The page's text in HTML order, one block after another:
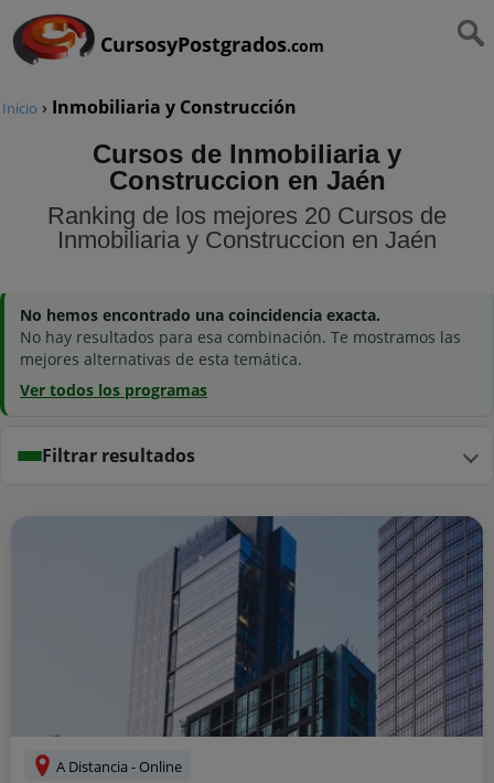
CursosyPostgrados.com
Inicio › Inmobiliaria y Construcción
Cursos de Inmobiliaria y
Construccion en Jaén
Ranking de los mejores 20 Cursos de
Inmobiliaria y Construccion en Jaén
No hemos encontrado una coincidencia exacta.
No hay resultados para esa combinación. Te mostramos las
mejores alternativas de esta temática.
Ver todos los programas
Filtrar resultados
A Distancia - Online